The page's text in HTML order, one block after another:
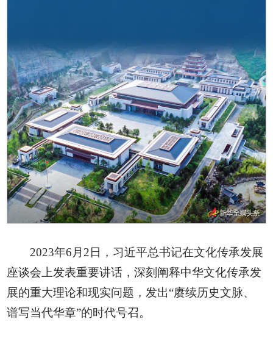
2023年6月2日，习近平总书记在文化传承发展
座谈会上发表重要讲话，深刻阐释中华文化传承发
展的重大理论和现实问题，发出“赓续历史文脉、
谱写当代华章”的时代号召。